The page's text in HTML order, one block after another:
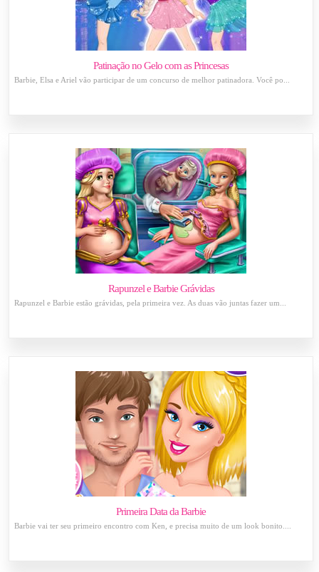
Patinação no Gelo com as Princesas
Barbie, Elsa e Ariel vão participar de um concurso de melhor patinadora. Você po...
Rapunzel e Barbie Grávidas
Rapunzel e Barbie estão grávidas, pela primeira vez. As duas vão juntas fazer um...
Primeira Data da Barbie
Barbie vai ter seu primeiro encontro com Ken, e precisa muito de um look bonito....